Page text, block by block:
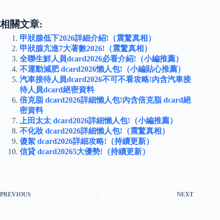
相關文章:
甲狀腺低下2026詳細介紹!（震驚真相）
甲狀腺亢進7大著數2026!（震驚真相）
全聯生鮮人員dcard2026必看介紹!（小編推薦）
不運動減肥 dcard2026懶人包!（小編貼心推薦）
汽車接待人員dcard2026不可不看攻略!內含汽車接
待人員dcard絕密資料
倍克脂 dcard2026詳細懶人包!內含倍克脂 dcard絕
密資料
上田太太 dcard2026詳細懶人包!（小編推薦）
不化妝 dcard2026詳細懶人包!（震驚真相）
傻絮 dcard2026詳細攻略!（持續更新）
信貸 dcard20265大優勢!（持續更新）
PREVIOUS NEXT